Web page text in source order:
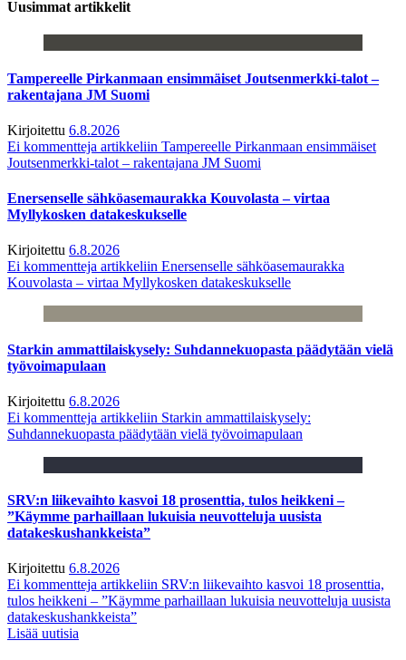
Uusimmat artikkelit
Tampereelle Pirkanmaan ensimmäiset Joutsenmerkki-talot –
rakentajana JM Suomi
Kirjoitettu 6.8.2026
Ei kommentteja artikkeliin Tampereelle Pirkanmaan ensimmäiset
Joutsenmerkki-talot – rakentajana JM Suomi
Enersenselle sähköasemaurakka Kouvolasta – virtaa
Myllykosken datakeskukselle
Kirjoitettu 6.8.2026
Ei kommentteja artikkeliin Enersenselle sähköasemaurakka
Kouvolasta – virtaa Myllykosken datakeskukselle
Starkin ammattilaiskysely: Suhdannekuopasta päädytään vielä
työvoimapulaan
Kirjoitettu 6.8.2026
Ei kommentteja artikkeliin Starkin ammattilaiskysely:
Suhdannekuopasta päädytään vielä työvoimapulaan
SRV:n liikevaihto kasvoi 18 prosenttia, tulos heikkeni –
”Käymme parhaillaan lukuisia neuvotteluja uusista
datakeskushankkeista”
Kirjoitettu 6.8.2026
Ei kommentteja artikkeliin SRV:n liikevaihto kasvoi 18 prosenttia,
tulos heikkeni – ”Käymme parhaillaan lukuisia neuvotteluja uusista
datakeskushankkeista”
Lisää uutisia